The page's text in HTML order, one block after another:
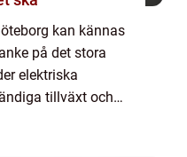
kan kännas
på det stora
elektriska
tillväxt och